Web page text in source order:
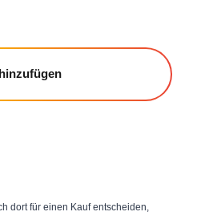
dort für einen Kauf entscheiden,